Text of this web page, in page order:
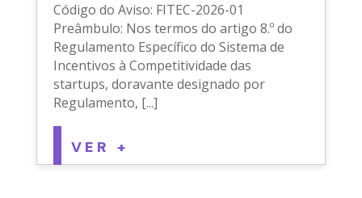
Código do Aviso: FITEC-2026-01
Preâmbulo: Nos termos do artigo 8.º do
Regulamento Específico do Sistema de
Incentivos à Competitividade das
startups, doravante designado por
Regulamento, [...]
VER +